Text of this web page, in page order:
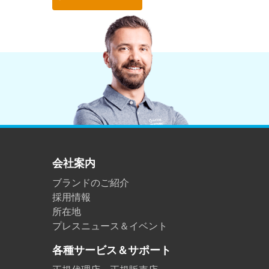
会社案内
ブランドのご紹介
採用情報
所在地
プレスニュース＆イベント
各種サービス＆サポート